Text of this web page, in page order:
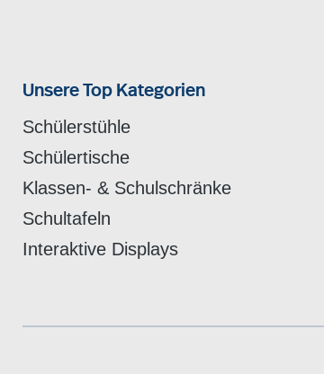
Unsere Top Kategorien
Schülerstühle
Schülertische
Klassen- & Schulschränke
Schultafeln
Interaktive Displays